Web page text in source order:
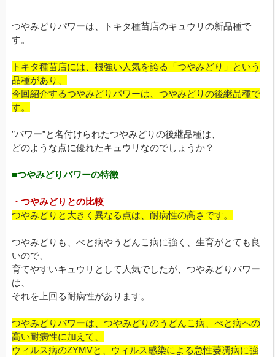
つやみどりパワーは、トキタ種苗店のキュウリの新品種で
す。
トキタ種苗店には、根強い人気を誇る「つやみどり」という
品種があり、
今回紹介するつやみどりパワーは、つやみどりの後継品種で
す。
”パワー”と名付けられたつやみどりの後継品種は、
どのような点に優れたキュウリなのでしょうか？
■つやみどりパワーの特徴
・つやみどりとの比較
つやみどりと大きく異なる点は、耐病性の高さです。
つやみどりも、べと病やうどんこ病に強く、生育がとても良
いので、
育てやすいキュウリとして人気でしたが、つやみどりパワー
は、
それを上回る耐病性があります。
つやみどりパワーは、つやみどりのうどんこ病、 べと病への
高い耐病性に加えて、
ウィルス病のZYMVと、ウィルス感染による急性萎凋病に強